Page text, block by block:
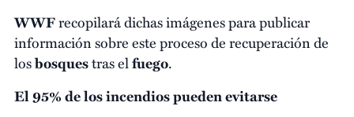
WWFrecopilará dichas imágenes para publicar
información sobre este proceso de recuperación de
losbosquestras elfuego.
El 95% de los incendios pueden evitarse